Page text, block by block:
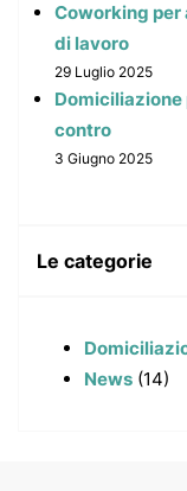
Coworking per
di lavoro
29 Luglio 2025
Domiciliazione
contro
3 Giugno 2025
Le categorie
News (14)